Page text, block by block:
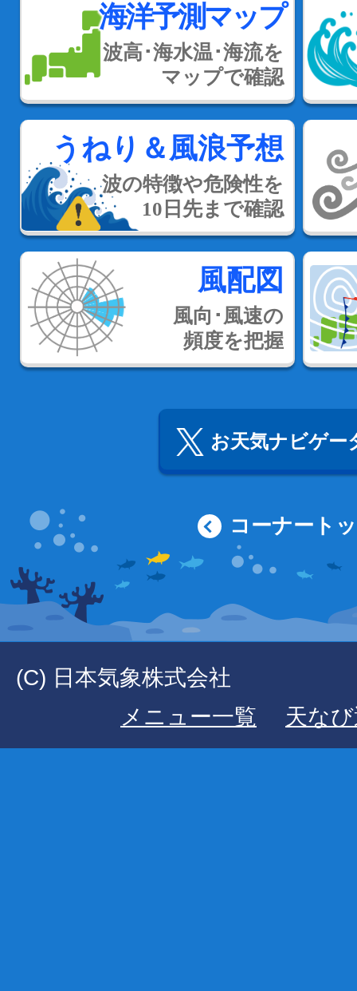
海洋予測マップ
波高･海水温･海流を
マップで確認
うねり＆風浪予想
波の特徴や危険性を
10日先まで確認
風配図
風向･風速の
頻度を把握
お天気ナビゲー
コーナート
(C) 日本気象株式会社
メニュー一覧
天な